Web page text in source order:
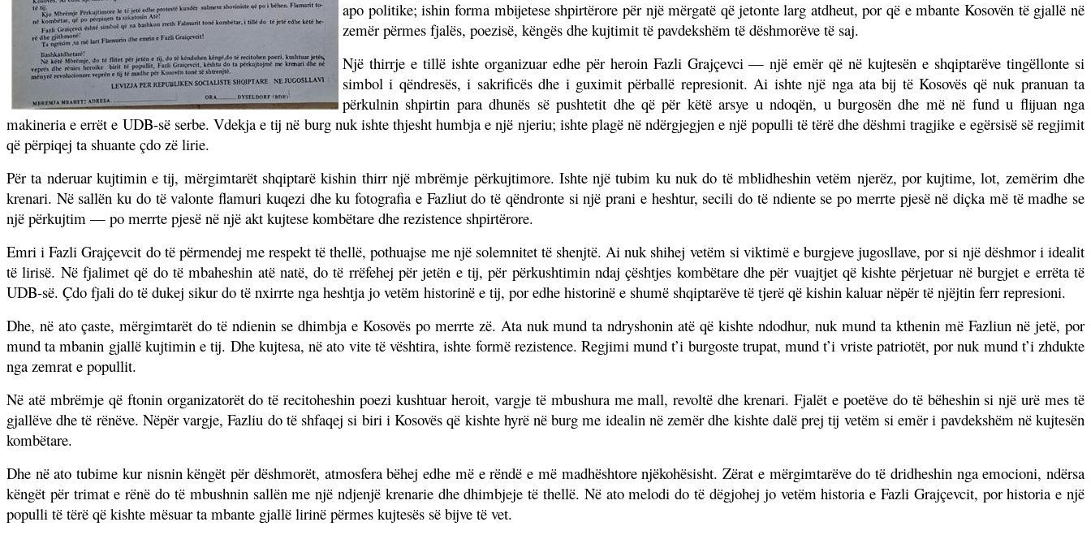
apo politike; ishin forma mbijetese shpirtërore për një mërgatë që jetonte larg atdheut, por që e mbante Kosovën të gjallë në
zemër përmes fjalës, poezisë, këngës dhe kujtimit të pavdekshëm të dëshmorëve të saj.
Një thirrje e tillë ishte organizuar edhe për heroin Fazli Grajçevci — një emër që në kujtesën e shqiptarëve tingëllonte si
simbol i qëndresës, i sakrificës dhe i guximit përballë represionit. Ai ishte një nga ata bij të Kosovës që nuk pranuan ta
përkulnin shpirtin para dhunës së pushtetit dhe që për këtë arsye u ndoqën, u burgosën dhe më në fund u flijuan nga
makineria e errët e UDB-së serbe. Vdekja e tij në burg nuk ishte thjesht humbja e një njeriu; ishte plagë në ndërgjegjen e një populli të tërë dhe dëshmi tragjike e egërsisë së regjimit
që përpiqej ta shuante çdo zë lirie.
Për ta nderuar kujtimin e tij, mërgimtarët shqiptarë kishin thirr një mbrëmje përkujtimore. Ishte një tubim ku nuk do të mblidheshin vetëm njerëz, por kujtime, lot, zemërim dhe
krenari. Në sallën ku do të valonte flamuri kuqezi dhe ku fotografia e Fazliut do të qëndronte si një prani e heshtur, secili do të ndiente se po merrte pjesë në diçka më të madhe se
një përkujtim — po merrte pjesë në një akt kujtese kombëtare dhe rezistence shpirtërore.
Emri i Fazli Grajçevcit do të përmendej me respekt të thellë, pothuajse me një solemnitet të shenjtë. Ai nuk shihej vetëm si viktimë e burgjeve jugosllave, por si një dëshmor i idealit
të lirisë. Në fjalimet që do të mbaheshin atë natë, do të rrëfehej për jetën e tij, për përkushtimin ndaj çështjes kombëtare dhe për vuajtjet që kishte përjetuar në burgjet e errëta të
UDB-së. Çdo fjali do të dukej sikur do të nxirrte nga heshtja jo vetëm historinë e tij, por edhe historinë e shumë shqiptarëve të tjerë që kishin kaluar nëpër të njëjtin ferr represioni.
Dhe, në ato çaste, mërgimtarët do të ndienin se dhimbja e Kosovës po merrte zë. Ata nuk mund ta ndryshonin atë që kishte ndodhur, nuk mund ta kthenin më Fazliun në jetë, por
mund ta mbanin gjallë kujtimin e tij. Dhe kujtesa, në ato vite të vështira, ishte formë rezistence. Regjimi mund t’i burgoste trupat, mund t’i vriste patriotët, por nuk mund t’i zhdukte
nga zemrat e popullit.
Në atë mbrëmje që ftonin organizatorët do të recitoheshin poezi kushtuar heroit, vargje të mbushura me mall, revoltë dhe krenari. Fjalët e poetëve do të bëheshin si një urë mes të
gjallëve dhe të rënëve. Nëpër vargje, Fazliu do të shfaqej si biri i Kosovës që kishte hyrë në burg me idealin në zemër dhe kishte dalë prej tij vetëm si emër i pavdekshëm në kujtesën
kombëtare.
Dhe në ato tubime kur nisnin këngët për dëshmorët, atmosfera bëhej edhe më e rëndë e më madhështore njëkohësisht. Zërat e mërgimtarëve do të dridheshin nga emocioni, ndërsa
këngët për trimat e rënë do të mbushnin sallën me një ndjenjë krenarie dhe dhimbjeje të thellë. Në ato melodi do të dëgjohej jo vetëm historia e Fazli Grajçevcit, por historia e një
populli të tërë që kishte mësuar ta mbante gjallë lirinë përmes kujtesës së bijve të vet.